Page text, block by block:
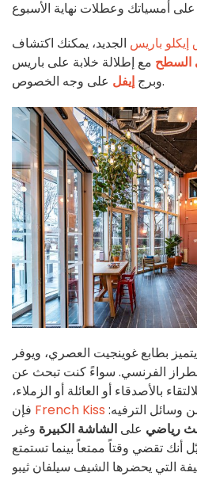
إيكلو باريس الجديد، يمكنك اكتشاف
السطح مع إطلالة خلابة على باريس
وبرج إيفل على وجه الخصوص.
بطابع غوينجيت العصري، ويوفر
الفرنسي. سواءً كنت تبحث عن
بالأصدقاء أو العائلة أو الزملاء،
French Kiss
رياضي على الشاشة الكبيرة وغير
أنك تقضي وقتاً ممتعاً بينما تستمتع